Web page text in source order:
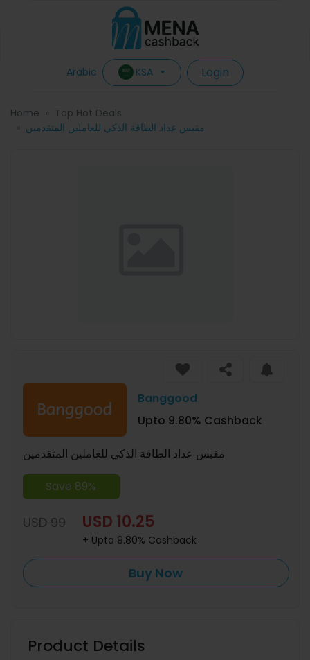
Arabic KSA Login
Home
Top Hot Deals
مقبس عداد الطاقة الذكي للعاملين المتقدمين
Banggood
Upto 9.80% Cashback
مقبس عداد الطاقة الذكي للعاملين المتقدمين
Save 89%
USD 99 USD 10.25
+ Upto 9.80% Cashback
Buy Now
Product Details